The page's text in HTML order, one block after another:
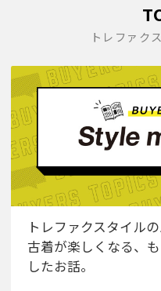
トレファク
トレファクスタイル
古着が楽しくなる、
したお話。